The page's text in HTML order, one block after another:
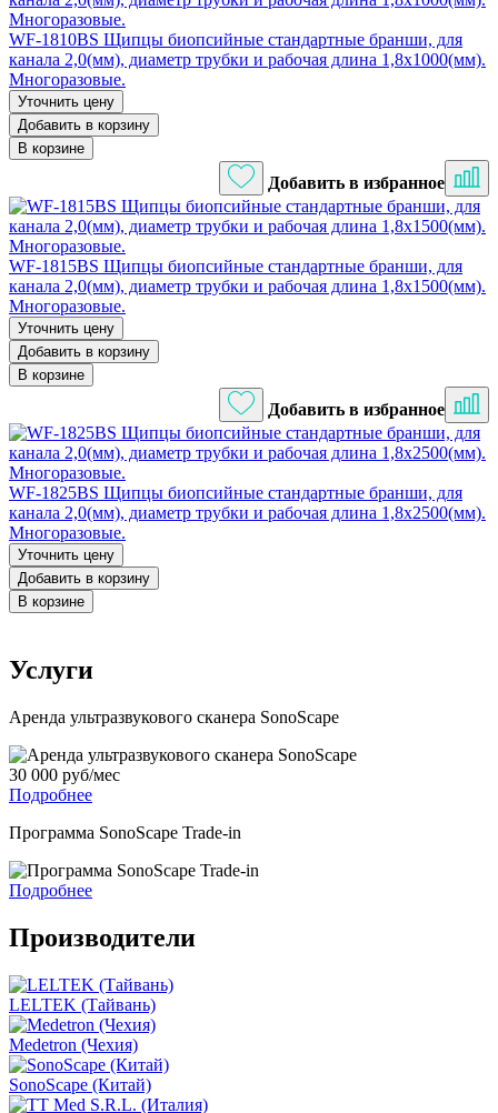
WF-1810BS Щипцы биопсийные стандартные бранши, для
канала 2,0(мм), диаметр трубки и рабочая длина 1,8х1000(мм).
Многоразовые.
Уточнить цену
Добавить в корзину
В корзине
Добавить в избранное
WF-1815BS Щипцы биопсийные стандартные бранши, для
канала 2,0(мм), диаметр трубки и рабочая длина 1,8х1500(мм).
Многоразовые.
Уточнить цену
Добавить в корзину
В корзине
Добавить в избранное
WF-1825BS Щипцы биопсийные стандартные бранши, для
канала 2,0(мм), диаметр трубки и рабочая длина 1,8х2500(мм).
Многоразовые.
Уточнить цену
Добавить в корзину
В корзине
Услуги
Аренда ультразвукового сканера SonoScape
30 000 руб/мес
Подробнее
Программа SonoScape Trade-in
Подробнее
Производители
LELTEK (Тайвань)
Medetron (Чехия)
SonoScape (Китай)